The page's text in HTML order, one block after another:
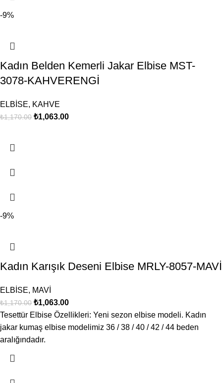
-9%
Kadın Belden Kemerli Jakar Elbise MST-
3078-KAHVERENGİ
ELBİSE, KAHVE
₺1,170.00 ₺1,063.00
-9%
Kadın Karışık Deseni Elbise MRLY-8057-MAVİ
ELBİSE, MAVİ
₺1,170.00 ₺1,063.00
Tesettür Elbise Özellikleri: Yeni sezon elbise modeli. Kadın
jakar kumaş elbise modelimiz 36 / 38 / 40 / 42 / 44 beden
aralığındadır.